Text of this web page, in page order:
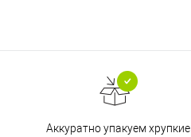
Аккуратно упакуем хрупкие